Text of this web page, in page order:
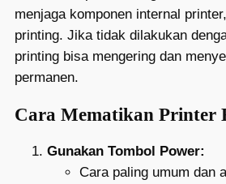
menjaga komponen internal
printing. Jika tidak dilakukan
printing bisa mengering dan
permanen.
Cara Mematikan Printer
Gunakan Tombol Power:
Cara paling umum dan